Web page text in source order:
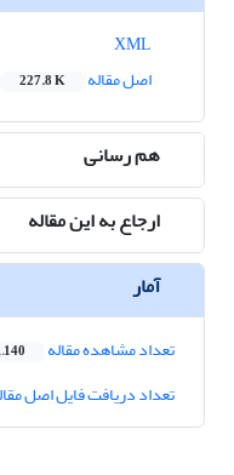
اصل مقاله
227.8 K
هم رسانی
ارجاع به این مقاله
آمار
تعداد مشاهده مقاله
تعداد دریافت فایل اصل